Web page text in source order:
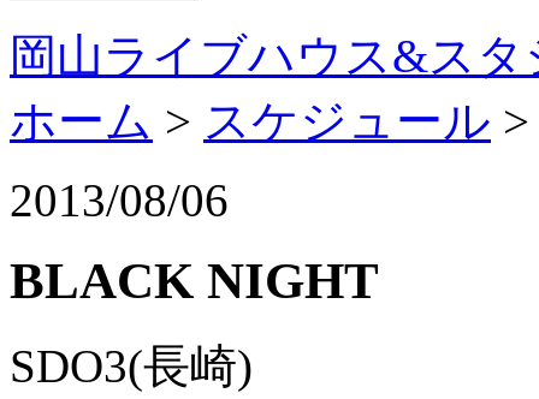
岡山ライブハウス&ス
ホーム > スケジュール
2013/08/06
BLACK NIGHT
SDO3(長崎)